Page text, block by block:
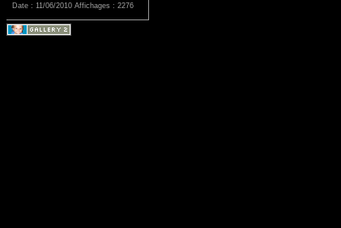
Date : 11/06/2010 Affichages : 2276